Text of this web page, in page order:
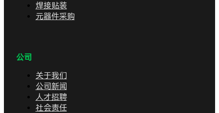
焊接贴装
元器件采购
公司
关于我们
公司新闻
人才招聘
社会责任